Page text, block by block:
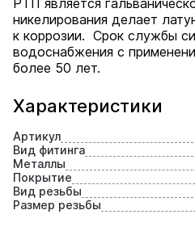
Характеристики
Артикул
Вид фитинга
Металлы
Покрытие
Вид резьбы
Размер резьбы
РТП является
никелирования делает
к коррозии. Срок службы
водоснабжения с
более 50 лет.